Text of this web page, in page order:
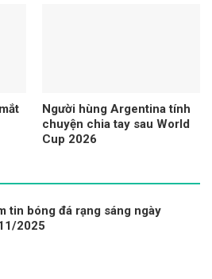
Người hùng Argentina tính
chuyện chia tay sau World
Cup 2026
tin bóng đá rạng sáng ngày
2025